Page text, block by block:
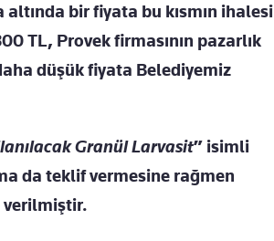
bir fiyata bu kısmın ihalesi
TL, Provek firmasının pazarlık
düşük fiyata Belediyemiz
Granül Larvasit” isimli
da teklif vermesine rağmen
verilmiştir.